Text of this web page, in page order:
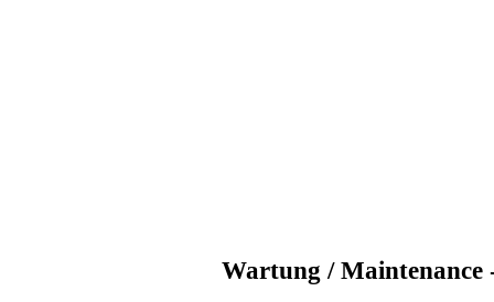
Wartung / Maintenance